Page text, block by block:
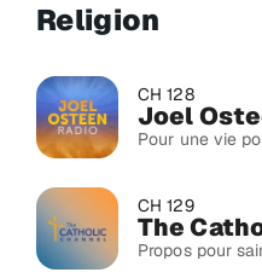
Religion
CH 128
Joel
Pour une vie
CH 129
The
Propos pour